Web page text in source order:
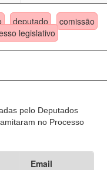
deputado
comissão
legislativo
pelo Deputados
no Processo
Email